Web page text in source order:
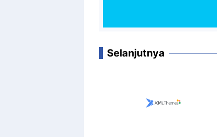
Selanjutnya